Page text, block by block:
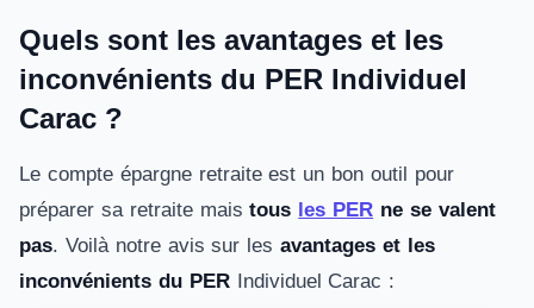
Quels sont les avantages et les
inconvénients du PER Individuel
Carac ?
Le compte épargne retraite est un bon outil pour
préparer sa retraite maistous les PER ne se valent
pas. Voilà notre avis sur lesavantages et les
inconvénients du PERIndividuel Carac :